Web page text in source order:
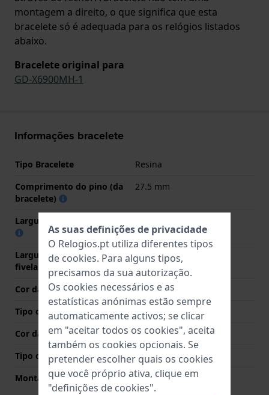
montagem a direito, o que significa que esta
bracelete só é adequada para os relógios listados
abaixo.
Bracelete original para
GD-X6900MH-1
Informações bracelete
Tipo Bracelete
Resina
Comprimento do pino (da
bracelete)
27.5 mm
Largura das extremidades
Largura da bracelete na
fivela
22 mm
Cor da bracelete
Cinzento
Tipo de Fecho
Fecho
Cor da fivela
Prata
Tipo de montagem
Parafuso de sela
Montagem Reta
Não
As suas definições de privacidade
O Relogios.pt utiliza diferentes tipos
de cookies. Para alguns tipos,
precisamos da sua autorização.
Os cookies necessários e as
estatísticas anónimas estão sempre
automaticamente activos; se clicar
em "aceitar todos os cookies", aceita
também os cookies opcionais. Se
pretender escolher quais os cookies
que você próprio ativa, clique em
"definições de cookies".